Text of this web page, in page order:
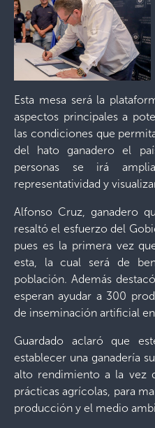
Esta mesa será la
aspectos principales a
las condiciones que
del hato ganadero el
personas se irá
representatividad y
Alfonso Cruz, ganadero
resaltó el esfuerzo del
pues es la primera vez
esta, la cual será de
población. Además
esperan ayudar a 300
de inseminación artificial
Guardado aclaró que
establecer una ganadería
alto rendimiento a la vez
prácticas agrícolas, para
producción y el medio